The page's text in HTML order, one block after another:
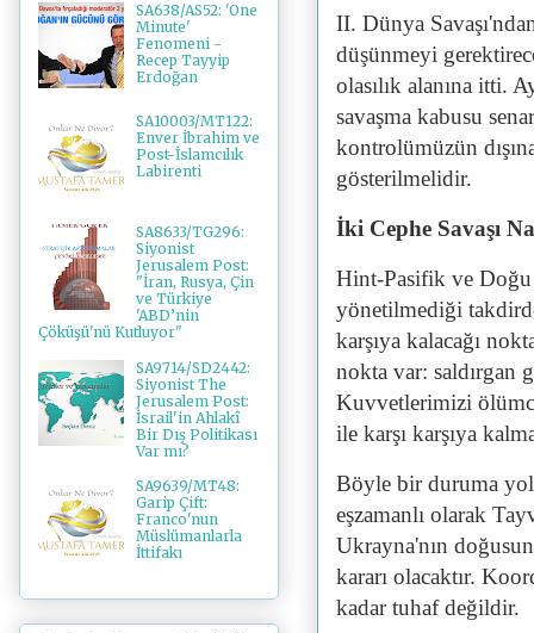
II. Dünya
düşünmeyi
olasılık alanına itti.
savaşma kabusu
kontrolümüzün
gösterilmelidir.
İki Cephe Savaşı
Hint-Pasifik ve Doğu
yönetilmediği
karşıya kalacağı
nokta var: saldırgan
Kuvvetlerimizi
ile karşı karşıya
Böyle bir duruma yol
eşzamanlı olarak
Ukrayna'nın
kararı olacaktır.
kadar tuhaf değildir.
SA638/AS52: 'One
Minute'
Fenomeni -
Recep Tayyip
Erdoğan
SA10003/MT122:
Enver İbrahim ve
Post-İslamcılık
Labirenti
SA8633/TG296:
Siyonist
Jerusalem Post:
"İran, Rusya, Çin
ve Türkiye
'ABD’nin
Çöküşü'nü Kutluyor"
SA9714/SD2442:
Siyonist The
Jerusalem Post:
İsrail'in Ahlakî
Bir Dış Politikası
Var mı?
SA9639/MT48:
Garip Çift:
Franco'nun
Müslümanlarla
İttifakı